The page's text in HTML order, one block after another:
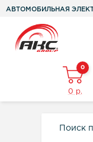
АВТОМОБИЛЬНАЯ
0
0 р.